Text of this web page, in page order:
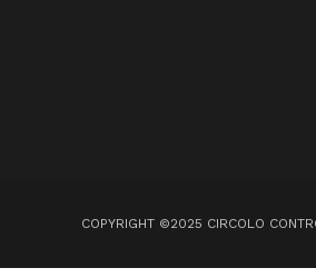
COPYRIGHT ©2025 CIRCOLO